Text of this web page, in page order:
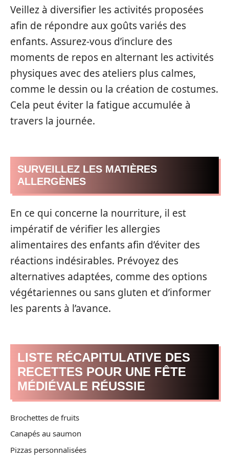
Veillez à diversifier les activités proposées
afin de répondre aux goûts variés des
enfants. Assurez-vous d’inclure des
moments de repos en alternant les activités
physiques avec des ateliers plus calmes,
comme le dessin ou la création de costumes.
Cela peut éviter la fatigue accumulée à
travers la journée.
SURVEILLEZ LES MATIÈRES
ALLERGÈNES
En ce qui concerne la nourriture, il est
impératif de vérifier les allergies
alimentaires des enfants afin d’éviter des
réactions indésirables. Prévoyez des
alternatives adaptées, comme des options
végétariennes ou sans gluten et d’informer
les parents à l’avance.
LISTE RÉCAPITULATIVE DES
RECETTES POUR UNE FÊTE
MÉDIÉVALE RÉUSSIE
Brochettes de fruits
Canapés au saumon
Pizzas personnalisées